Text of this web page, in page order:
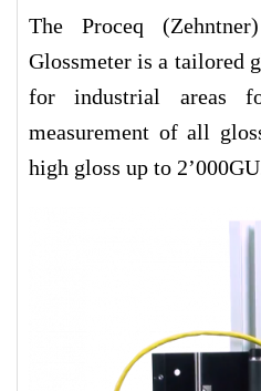
The Proceq
Glossmeter is a tailored
for industrial areas
measurement of all
high gloss up to